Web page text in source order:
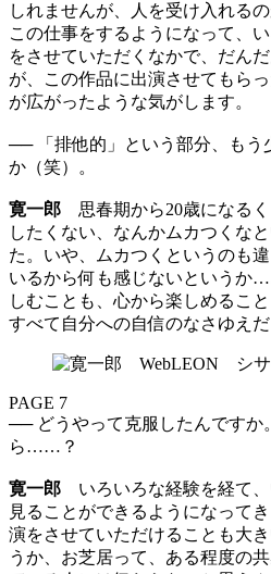
しれませんが、人を受け入れる
この仕事をするようになって、
をさせていただくなかで、だん
が、この作品に出演させてもら
が広がったような気がします。
── 「排他的」という部分、もう
か（笑）。
寛一郎 思春期から20歳になる
したくない、なんかムカつくな
た。いや、ムカつくというのも
いるから何も感じないというか
しむことも、心から楽しめるこ
すべて自分への自信のなさゆえだ
PAGE 7
── どうやって克服したんですか
ら……？
寛一郎 いろいろな経験を経て
見ることができるようになって
演をさせていただけることも大
うか、お芝居って、ある程度の